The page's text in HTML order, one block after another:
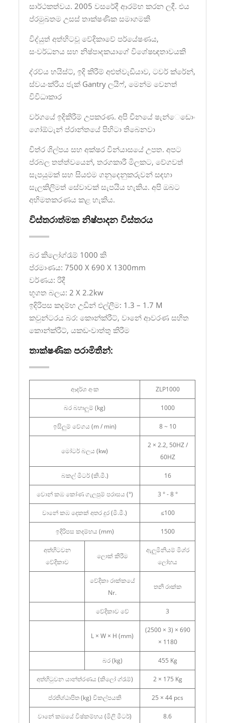
සාර්ථකත්වය. 2005 වසරේදී ආරම්භ කරන ලදී. එය
ප්රමුඛතම උසස් තාක්ෂණික සමාගමකි
විද්යුත් අත්හිටවූ වේදිකාවේ පර්යේෂණය,
සංවර්ධනය සහ නිෂ්පාදකයාගේ විශේෂඥතාවයකි
ද්රව්ය හයිස්ට්, ඉදි කිරීම් අළුත්වැඩියාව, ටවර් ක්රේන්,
ස්වයංක්රිය ජැක් Gantry ලයිෆ්, මෙන්ම වෙනත්
විවිධාකාර
වර්ගයේ ඉදිකිරීම් උපකරණ. අපි චීනයේ ෂැන්ෙඩොං
ගෝඕටැන් ප්රාන්තයේ පිහිටා තිබෙනවා
චිත්ර ශිල්පය සහ අක්ෂර වින්යාසයේ උපත. අපට
ප්රබල තත්ත්වයෙන්, තරගකාරී මිලකට, වේගවත්
සැපයුමක් සහ සියළුම ගනුදෙනුකරුවන් සඳහා
සැලකිලිමත් සේවාවක් සැපයිය හැකිය. අපි ඔබට
අභිමතකරණය කළ හැකිය.
විස්තරාත්මක නිෂ්පාදන විස්තරය
බර කිලෝග්රෑම් 1000 කි
ප්රමාණය: 7500 X 690 X 1300mm
වර්ණය: රිදී
භූගත බලය: 2 X 2.2kw
ඉදිරිපස කදම්භ උඩින් එල්ලීම: 1.3 – 1.7 M
කවුන්ටරය බර: කොන්ක්රීට්, වානේ ආවරණ සහිත
කොන්ක්රීට්, යකඩ-වාත්තු කිරීම
තාක්ෂණික පරාමිතීන්:
ආදර්ශ අංක ZLP1000
බර බහාලුම් (kg) 1000
ඉසිලුම් වේගය (m / min) 8 ~ 10
මෝටර් බලය (kw)
2 × 2.2, 50HZ /
60HZ
බකල් මිටර් (කි.මී.) 16
වාෙන් කඹ කෝණ ගැලපුම් පරාසය (°) 3 ° - 8 °
වානේ කඹ දෙකක් අතර දුර (මි.මී.) ≤100
ඉදිරිපස කදම්භය (mm) 1500
අත්හිටවන
වේදිකාව
ලොක් කිරීම
ඇලුමිනියම් මිශ්ර
ලෝහය
වේදිකා රාක්කයේ
Nr.
තනි රාක්ක
වේදිකාව වේ 3
L × W × H (mm)
(2500 × 3) × 690
× 1180
බර (kg) 455 Kg
අත්හිටුවන යාන්ත්රණය (කිලෝ ග්රෑම්) 2 × 175 Kg
ප්රතිශ්ඨාපිත (kg) විකල්පයකි 25 × 44 pcs
වානේ කඹයේ විෂ්කම්භය (මිලි මීටර්) 8.6